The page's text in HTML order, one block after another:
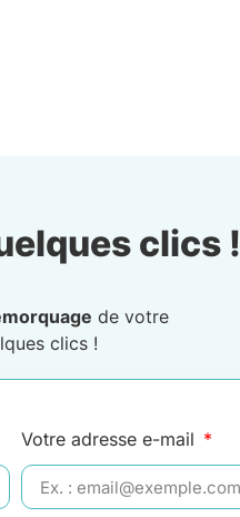
clics !
de votre
clics !
Votre adresse e-mail